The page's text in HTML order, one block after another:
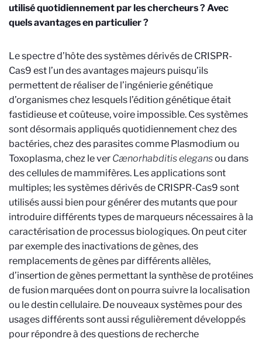
utilisé quotidiennement par les chercheurs ? Avec
quels avantages en particulier ?
Le spectre d’hôte des systèmes dérivés de CRISPR-
Cas9 est l’un des avantages majeurs puisqu’ils
permettent de réaliser de l’ingénierie génétique
d’organismes chez lesquels l’édition génétique était
fastidieuse et coûteuse, voire impossible. Ces systèmes
sont désormais appliqués quotidiennement chez des
bactéries, chez des parasites comme Plasmodium ou
Toxoplasma, chez le ver Cænorhabditis elegansou dans
des cellules de mammifères. Les applications sont
multiples; les systèmes dérivés de CRISPR-Cas9 sont
utilisés aussi bien pour générer des mutants que pour
introduire différents types de marqueurs nécessaires à la
caractérisation de processus biologiques. On peut citer
par exemple des inactivations de gènes, des
remplacements de gènes par différents allèles,
d’insertion de gènes permettant la synthèse de protéines
de fusion marquées dont on pourra suivre la localisation
ou le destin cellulaire. De nouveaux systèmes pour des
usages différents sont aussi régulièrement développés
pour répondre à des questions de recherche